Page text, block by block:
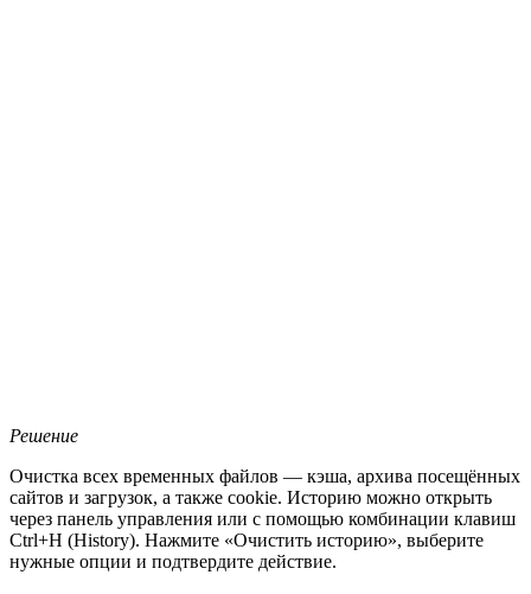
Решение
Очистка всех временных файлов — кэша, архива посещённых
сайтов и загрузок, а также cookie. Историю можно открыть
через панель управления или с помощью комбинации клавиш
Ctrl+H (History). Нажмите «Очистить историю», выберите
нужные опции и подтвердите действие.